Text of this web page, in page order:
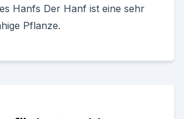
Hanfs Der Hanf ist eine sehr
Pflanze.